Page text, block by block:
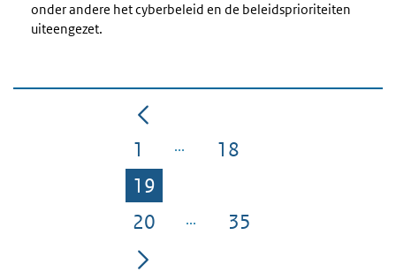
onder andere het cyberbeleid en de beleidsprioriteiten
uiteengezet.
Pagina
1 Pagina
18
Pagina
19
Pagina
20 Pagina
35